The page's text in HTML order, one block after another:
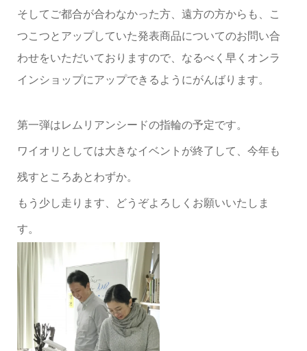
そしてご都合が合わなかった方、遠方の方からも、こ
つこつとアップしていた発表商品についてのお問い合
わせをいただいておりますので、なるべく早くオンラ
インショップにアップできるようにがんばります。
第一弾はレムリアンシードの指輪の予定です。
ワイオリとしては大きなイベントが終了して、今年も
残すところあとわずか。
もう少し走ります、どうぞよろしくお願いいたしま
す。